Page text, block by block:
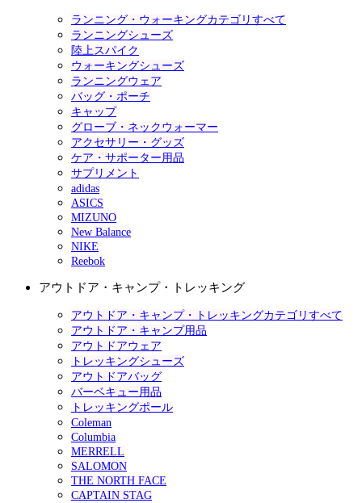
ランニング・ウォーキングカテゴリすべて
ランニングシューズ
陸上スパイク
ウォーキングシューズ
ランニングウェア
バッグ・ポーチ
キャップ
グローブ・ネックウォーマー
アクセサリー・グッズ
ケア・サポーター用品
サプリメント
adidas
ASICS
MIZUNO
New Balance
NIKE
Reebok
アウトドア・キャンプ・トレッキング
アウトドア・キャンプ・トレッキングカテゴリすべて
アウトドア・キャンプ用品
アウトドアウェア
トレッキングシューズ
アウトドアバッグ
バーベキュー用品
トレッキングポール
Coleman
Columbia
MERRELL
SALOMON
THE NORTH FACE
CAPTAIN STAG